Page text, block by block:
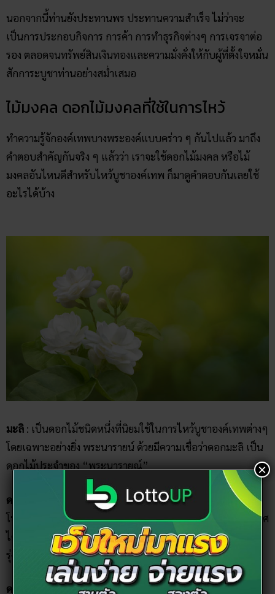
นอกจากนี้ท่านยังประทานพร ประทานความสำเร็จ ไม่ว่าจะ
เป็นการประกอบกิจการ การค้า การทำธุรกิจต่างๆ การเจรจาต่อ
รอง ตลอดจนทรัพย์สินเงินทองและความมั่งคั่งให้กับผู้ที่ตั้งใจหมั่น
สักการะบูชาท่านอย่างสม่ำเสมอ
ไม้มงคล ดอกไม้มงคลที่ใช้ในการไหว้
ทำความรู้จักองค์เทพบางพระองค์แบบคร่าว ๆ กันไปแล้ว มาถึง
คำตอบสำคัญกันจริง ๆ แล้วว่า เราจะใช้ดอกไม้มงคล หรือไม้
มงคลอันไหนดีสำหรับไหว้บูชาองค์เทพ ก็มาดูคำตอบกันเลยใช้
อะไรได้บ้าง
มะลิ : เป็นดอกไม้ชนิดหนึ่งที่นิยมใช้ในการไหว้บูชาองค์เทพต่างๆ
โดยเฉพาะอย่างยิ่ง พระนารายน์ ด้วยมีความเชื่อว่าดอกมะลิ เป็น
ดอกไม้ประจำของ “พระนารายณ์”
ดอกชบาแดง
: เป็นดอกไม้ที่ พระแม่ทุรคา หรือพระแม่กาลี ทรง
โปรดมากอีกหนึ่งอย่าง ทั้งนี้ยังเป็นดอกไม้ที่นำมาบูชาพระพิฆเนศ
ได้อีกด้วย ตามความหมายของดอกชบาสีแดงคือ ความรุ่งโรจน์
รุ่งเรือง
ดอกบัวหลวง: เป็นดอกไม้สารพัดประโยชน์เลยทีเดียว เพราะ
×